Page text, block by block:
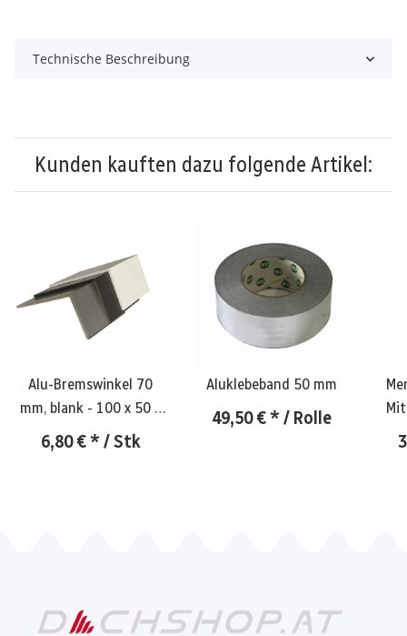
Technische Beschreibung
Kunden kauften dazu folgende Artikel:
Alu-Bremswinkel 70
mm, blank - 100 x 50 x
3 mm
6,80 €* / Stk
Aluklebeband 50 mm
49,50 €* / Rolle